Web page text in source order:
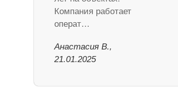
Компания работает
операт…
Анастасия В.,
21.01.2025